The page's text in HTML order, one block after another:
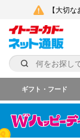
【大切
ギフト・フード